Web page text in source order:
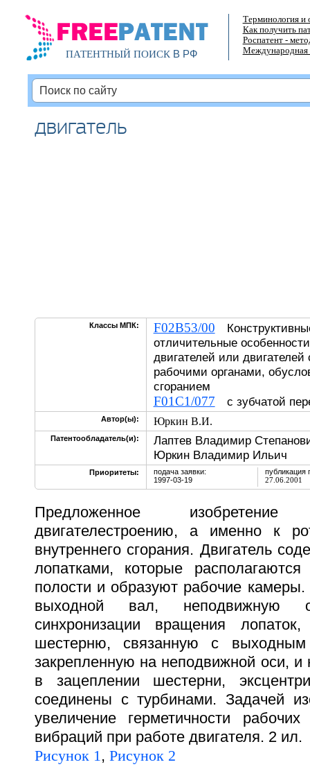
ПАТЕНТНЫЙ ПОИСКВ РФ
Терминология и
Как получить
Роспатент -
Международная
двигатель
Классы МПК: F02B53/00
отличительные
двигателей или
рабочими органами,
сгоранием
F01C1/077 с зубчатой
Автор(ы): Юркин В.И.
Патентообладатель(и):
Лаптев Владимир
Юркин Владимир Ильич
Приоритеты:
подача заявки:
1997-03-19
публикация
27.06.2001
Предложенное
двигателестроению, а именно к
внутреннего сгорания. Двигатель
лопатками, которые
полости и образуют рабочие камеры.
выходной вал, неподвижную
синхронизации вращения
шестерню, связанную с
закрепленную на неподвижной оси,
в зацеплении шестерни,
соединены с турбинами. Задачей
увеличение герметичности
вибраций при работе двигателя. 2 ил.
Рисунок 1, Рисунок 2